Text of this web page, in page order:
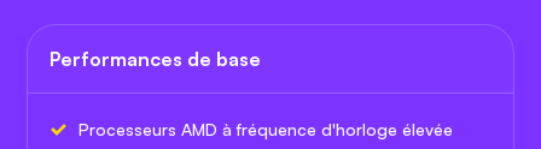
Performances de base
Processeurs AMD à fréquence d'horloge élevée